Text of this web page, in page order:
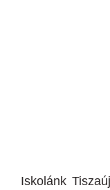
Iskolánk